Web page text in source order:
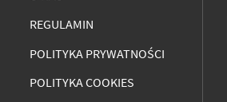
REGULAMIN
POLITYKA PRYWATNOŚCI
POLITYKA COOKIES